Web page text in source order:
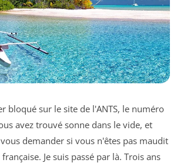
bloqué sur le site de l'ANTS, le numéro
avez trouvé sonne dans le vide, et
demander si vous n'êtes pas maudit
Je suis passé par là. Trois ans